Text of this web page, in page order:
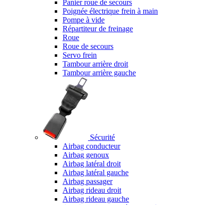
Panier roue de secours
Poignée électrique frein à main
Pompe à vide
Répartiteur de freinage
Roue
Roue de secours
Servo frein
Tambour arrière droit
Tambour arrière gauche
Sécurité
Airbag conducteur
Airbag genoux
Airbag latéral droit
Airbag latéral gauche
Airbag passager
Airbag rideau droit
Airbag rideau gauche